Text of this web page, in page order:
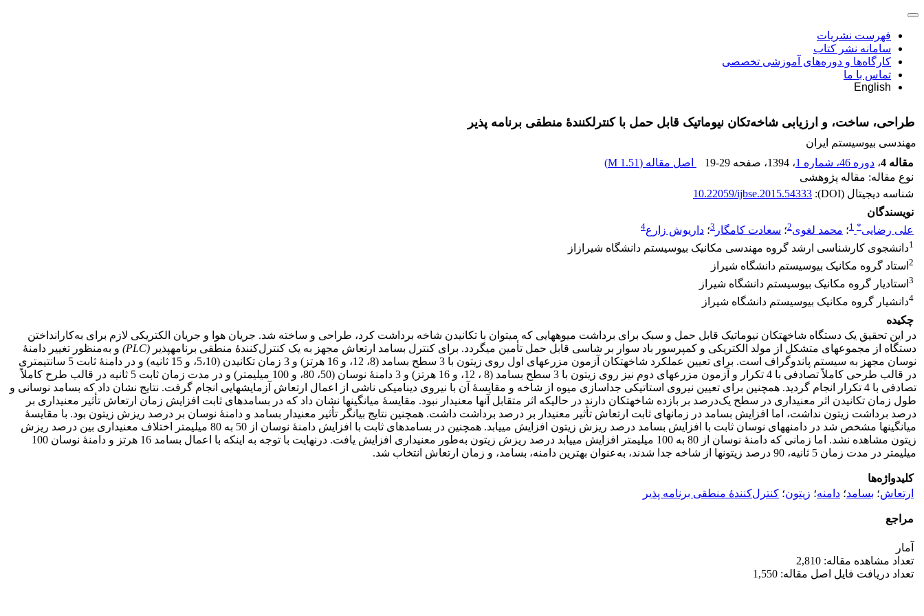
فهرست نشریات
سامانه نشر کتاب
کارگاه‌ها و دوره‌های آموزشی تخصصی
تماس با ما
English
طراحی، ساخت، و ارزیابی شاخه‌تکان نیوماتیک قابل حمل با کنترل‏کنندۀ منطقی برنامه‏ پذیر
مهندسی بیوسیستم ایران
مقاله 4
، دوره 46، شماره 1 ، 1394 ، صفحه 19-29 اصل مقاله (1.51 M
)
نوع مقاله: مقاله پژوهشی
شناسه دیجیتال (DOI):
10.22059/ijbse.2015.54333
نویسندگان
علی رضایی*
1؛ محمد لغوی2؛ سعادت کامگار 3؛ داریوش زارع4
1دانشجوی کارشناسی ارشد گروه مهندسی مکانیک بیوسیستم دانشگاه شیرازاز
2 استاد گروه مکانیک بیوسیستم دانشگاه شیراز
3 استادیار گروه مکانیک بیوسیستم دانشگاه شیراز
4دانشیار گروه مکانیک بیوسیستم دانشگاه شیراز
چکیده
در این تحقیق یک دستگاه شاخه‏تکان نیوماتیک قابل حمل و سبک برای برداشت میوه‏هایی که می‏توان با تکانیدن شاخه برداشت کرد، طراحی و ساخته شد. جریان هوا و جریان الکتریکی لازم برای به‌کارانداختن
دستگاه از مجموعه‏ای متشکل از مولد الکتریکی و کمپرسور باد سوار بر شاسی قابل حمل تأمین می‏گردد. برای کنترل بسامد ارتعاش مجهز به یک کنترل‌کنندۀ منطقی برنامه‏پذیر (
PLC
) و به‌منظور تغییر دامنۀ
نوسان مجهز به سیستم پاندوگراف است. برای تعیین عملکرد شاخه‏تکان آزمون مزرعه‏ای اول روی زیتون با 3 سطح بسامد (8، 12، و 16 هرتز) و 3 زمان تکانیدن (5،10، و 15 ثانیه) و در دامنۀ ثابت 5 سانتی‏متری
در قالب طرحی کاملاً تصادفی با 4 تکرار و آزمون مزرعه‏ای دوم نیز روی زیتون با 3 سطح بسامد (8 ، 12، و 16 هرتز) و 3 دامنۀ نوسان (50، 80، و 100 میلی‏متر) و در مدت زمان ثابت 5 ثانیه در قالب طرح کاملاً
تصادفی با 4 تکرار انجام گردید. همچنین برای تعیین نیروی استاتیکی جداسازی میوه از شاخه و مقایسۀ آن با نیروی دینامیکی ناشی از اعمال ارتعاش آزمایش‏هایی انجام گرفت. نتایج نشان داد که بسامد نوسانی و
طول زمان تکانیدن اثر معنی‏داری در سطح یک‌درصد بر بازده شاخه‏تکان دارند در حالی‏که اثر متقابل آنها معنی‏دار نبود. مقایسۀ میانگین‏ها نشان داد که در بسامدهای ثابت افزایش زمان ارتعاش تأثیر معنی‏داری بر
درصد برداشت زیتون نداشت، اما افزایش بسامد در زمان‏های ثابت ارتعاش تأثیر معنی‏دار بر درصد برداشت داشت. همچنین نتایج بیانگر تأثیر معنی‏دار بسامد و دامنۀ نوسان بر درصد ریزش زیتون بود. با مقایسۀ
میانگین‏ها مشخص شد در دامنه‏های نوسان ثابت با افزایش بسامد درصد ریزش زیتون افزایش می‏یابد. همچنین در بسامدهای ثابت با افزایش دامنۀ نوسان از 50 به 80 میلی‏متر اختلاف معنی‏داری بین درصد ریزش
زیتون مشاهده نشد. اما زمانی که دامنۀ نوسان از 80 به 100 میلی‏متر افزایش می‏یابد درصد ریزش زیتون به‌طور معنی‏داری افزایش یافت. درنهایت با توجه به این‏که با اعمال بسامد 16 هرتز و دامنۀ نوسان 100
میلی‏متر در مدت زمان 5 ثانیه، 90 درصد زیتون‏ها از شاخه جدا شدند، به‌عنوان بهترین دامنه، بسامد، و زمان ارتعاش انتخاب شد.
کلیدواژه‌ها
ارتعاش؛ بسامد؛ دامنه؛ زیتون؛ کنترل‌کنندۀ منطقی برنامه ‏پذیر
مراجع
آمار
تعداد مشاهده مقاله: 2,810
تعداد دریافت فایل اصل مقاله: 1,550